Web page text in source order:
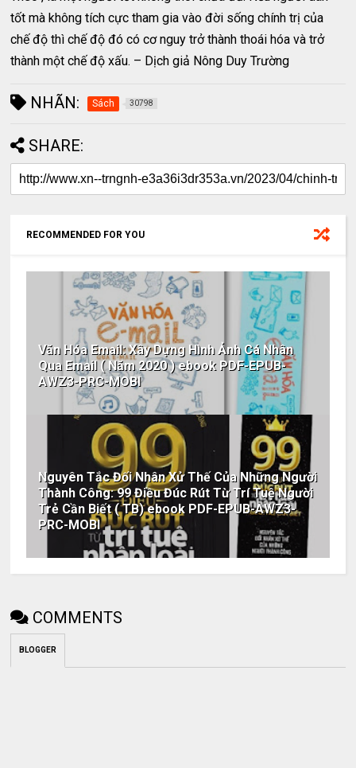
tốt mà không tích cực tham gia vào đời sống chính trị của
chế độ thì chế độ đó có cơ nguy trở thành thoái hóa và trở
thành một chế độ xấu. – Dịch giả Nông Duy Trường
NHÃN: Sách 30798
SHARE:
RECOMMENDED FOR YOU
Văn Hóa Email: Xây Dựng Hình Ảnh Cá Nhân
Qua Email ( Năm 2020 ) ebook PDF-EPUB-
AWZ3-PRC-MOBI
Nguyên Tắc Đối Nhân Xử Thế Của Những Người
Thành Công: 99 Điều Đúc Rút Từ Trí Tuệ Người
Trẻ Cần Biết ( TB) ebook PDF-EPUB-AWZ3-
PRC-MOBI
COMMENTS
BLOGGER